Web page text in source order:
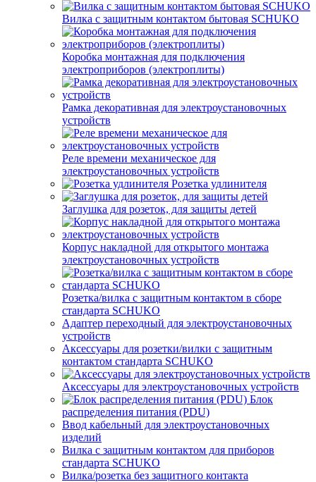
Вилка с защитным контактом бытовая SCHUKO
Коробка монтажная для подключения
электроприборов (электроплиты)
Рамка декоративная для электроустановочных
устройств
Реле времени механическое для
электроустановочных устройств
Розетка удлинителя
Заглушка для розеток, для защиты детей
Корпус накладной для открытого монтажа
электроустановочных устройств
Розетка/вилка с защитным контактом в сборе
стандарта SCHUKO
Адаптер переходный для электроустановочных
устройств
Аксессуары для розетки/вилки с защитным
контактом стандарта SCHUKO
Аксессуары для электроустановочных устройств
Блок
распределения питания (PDU)
Ввод кабельный для электроустановочных
изделий
Вилка с защитным контактом для приборов
стандарта SCHUKO
Вилка/розетка без защитного контакта